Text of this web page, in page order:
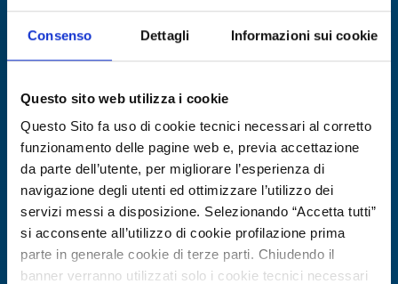
Consenso Dettagli Informazioni sui cookie
Questo sito web utilizza i cookie
Questo Sito fa uso di cookie tecnici necessari al corretto
funzionamento delle pagine web e, previa accettazione
da parte dell’utente, per migliorare l’esperienza di
navigazione degli utenti ed ottimizzare l’utilizzo dei
servizi messi a disposizione. Selezionando “Accetta tutti”
si acconsente all’utilizzo di cookie profilazione prima
parte in generale cookie di terze parti. Chiudendo il
banner verranno utilizzati solo i cookie tecnici necessari
DISCOVER MORE →
Expires on20 febbraio 2027